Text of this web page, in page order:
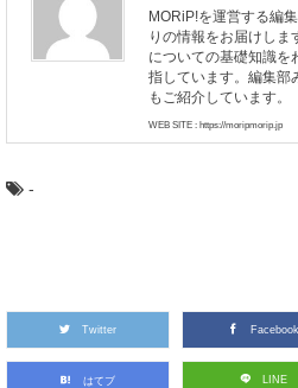
「千本山」の旅
秋田杉、吉野杉と並
県の「魚梁瀬杉（
大阪から日帰
目的とは
東京オリンピック
ている「森林認証
MORiP!を運営する編
りの情報をお届けしま
についての基礎知識を
指しています。編集部
もご紹介しています。
WEB SITE : https://moripmorip.jp
-
Twitter Facebook
はてブ LINE